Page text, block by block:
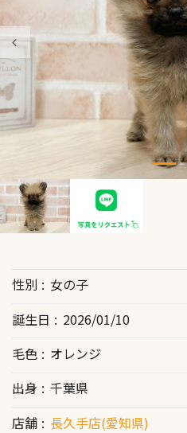
性別
女の子
誕生日
2026/01/10
毛色
オレンジ
出身
千葉県
店舗
長久手店(愛知県)